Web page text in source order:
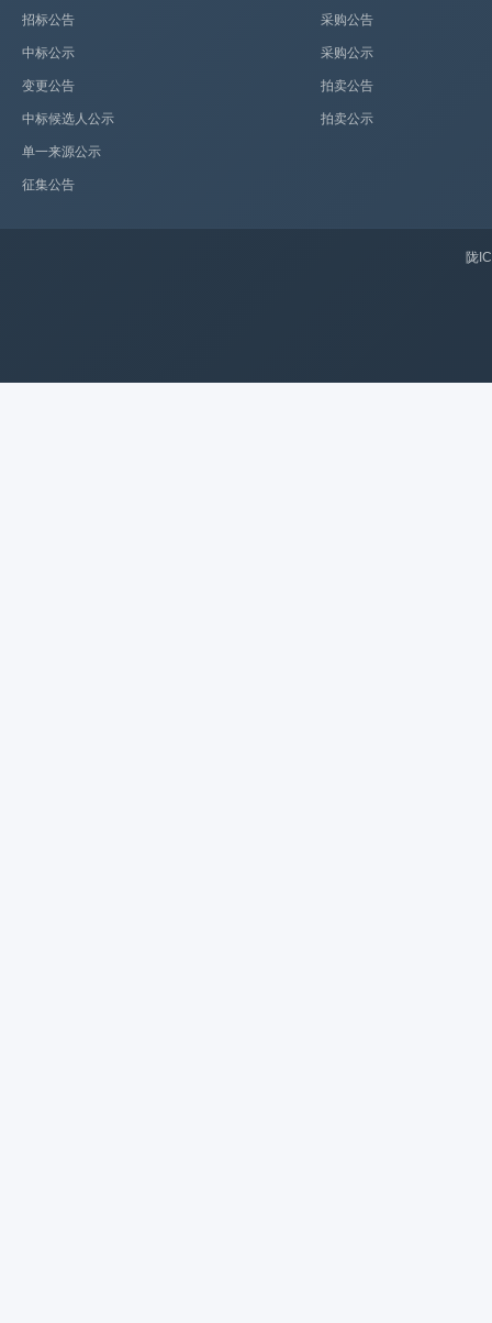
招标公告
中标公示
变更公告
中标候选人公示
单一来源公示
征集公告
采购公告
采购公示
拍卖公告
拍卖公示
陇